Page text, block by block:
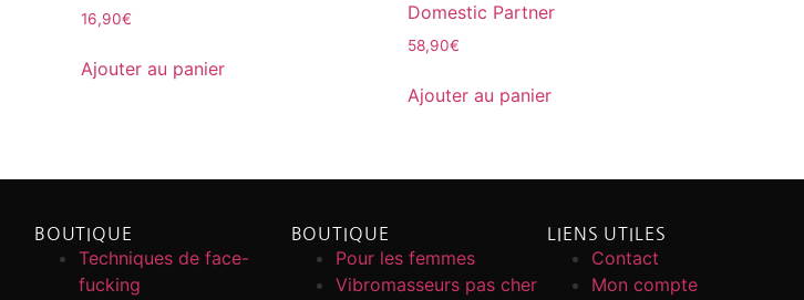
16,90€
Ajouter au panier
Domestic Partner
58,90€
Ajouter au panier
BOUTIQUE
Techniques de face-
fucking
BOUTIQUE
Pour les femmes
Vibromasseurs pas cher
LIENS UTILES
Contact
Mon compte